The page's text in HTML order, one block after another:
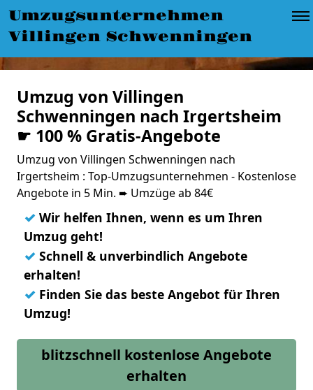
Umzugsunternehmen
Villingen Schwenningen
Umzug von Villingen
Schwenningen nach Irgertsheim
☛ 100 % Gratis-Angebote
Umzug von Villingen Schwenningen nach
Irgertsheim : Top-Umzugsunternehmen - Kostenlose
Angebote in 5 Min. ➨ Umzüge ab 84€
✓ Wir helfen Ihnen, wenn es um Ihren
Umzug geht!
✓ Schnell & unverbindlich Angebote
erhalten!
✓ Finden Sie das beste Angebot für Ihren
Umzug!
blitzschnell kostenlose Angebote
erhalten